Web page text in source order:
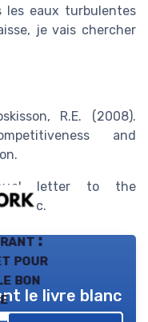
les eaux turbulentes
je vais chercher
R.E. (2008).
and
letter to the
Inc.
:
pour
bon
le livre blanc